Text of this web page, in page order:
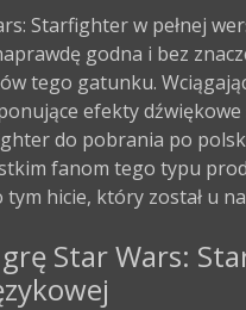
Starfighter w pełnej
godna i bez
tego gatunku.
efekty dźwiękowe
do pobrania po
fanom tego typu
hicie, który został u
Star Wars: